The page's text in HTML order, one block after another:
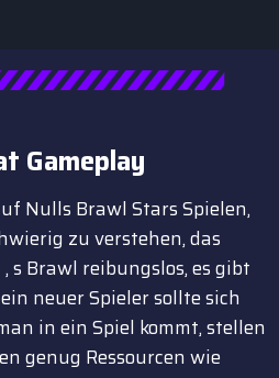
Gameplay
Nulls Brawl Stars Spielen,
zu verstehen, das
s Brawl reibungslos, es gibt
neuer Spieler sollte sich
in ein Spiel kommt, stellen
genug Ressourcen wie